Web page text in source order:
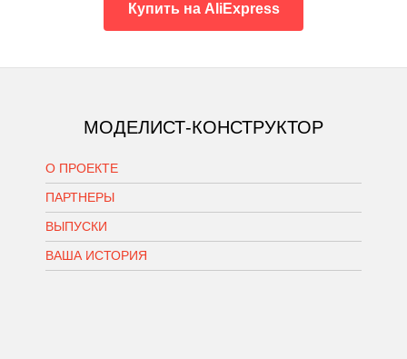
Купить на AliExpress
МОДЕЛИСТ-КОНСТРУКТОР
О ПРОЕКТЕ
ПАРТНЕРЫ
ВЫПУСКИ
ВАША ИСТОРИЯ